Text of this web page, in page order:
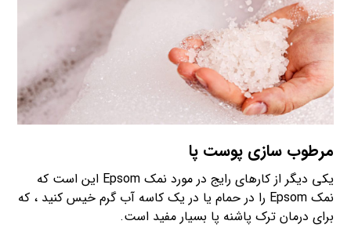
مرطوب سازی پوست پا
یکی دیگر از کارهای رایج در مورد نمک Epsom این است که
نمک Epsom را در حمام یا در یک کاسه آب گرم خیس کنید ، که
برای درمان ترک پاشنه پا بسیار مفید است.